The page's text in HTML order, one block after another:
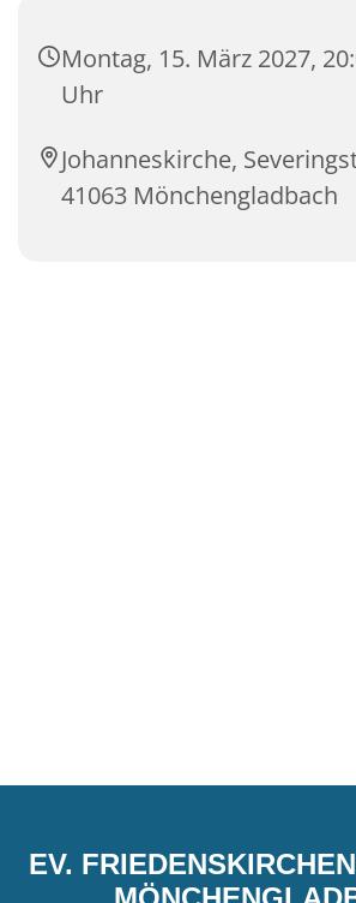
Montag, 15. März 2027,
Uhr
Johanneskirche,
41063 Mönchengladbach
EV.